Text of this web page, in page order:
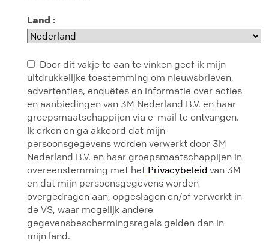
Land :
Door dit vakje te aan te vinken geef ik mijn
uitdrukkelijke toestemming om nieuwsbrieven,
advertenties, enquêtes en informatie over acties
en aanbiedingen van 3M Nederland B.V. en haar
groepsmaatschappijen via e-mail te ontvangen.
Ik erken en ga akkoord dat mijn
persoonsgegevens worden verwerkt door 3M
Nederland B.V. en haar groepsmaatschappijen in
overeenstemming met het Privacybeleid van 3M
en dat mijn persoonsgegevens worden
overgedragen aan, opgeslagen en/of verwerkt in
de VS, waar mogelijk andere
gegevensbeschermingsregels gelden dan in
mijn land.